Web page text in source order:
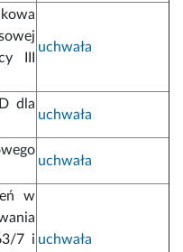
III
uchwała
dla
uchwała
uchwała
w
7 i uchwała